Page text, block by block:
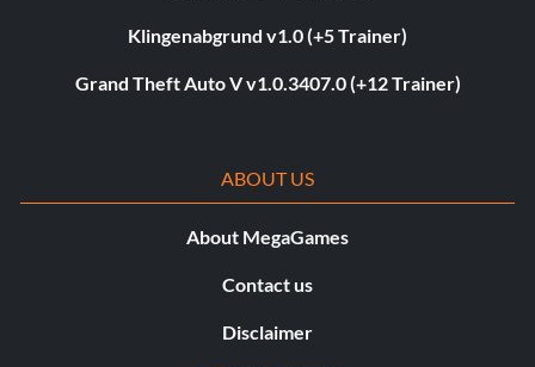
Klingenabgrund v1.0 (+5 Trainer)
Grand Theft Auto V v1.0.3407.0 (+12 Trainer)
ABOUT US
About MegaGames
Contact us
Disclaimer